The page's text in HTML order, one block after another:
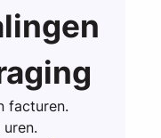
facturen.